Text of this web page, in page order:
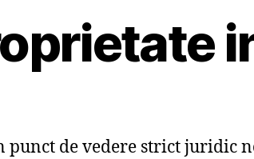
punct de vedere strict juridic